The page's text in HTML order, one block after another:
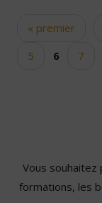
Pages« premier
5
6 7
Vous souhaitez
formations, les